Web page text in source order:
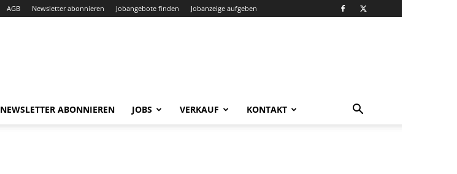
AGB Newsletter abonnieren Jobangebote finden Jobanzeige aufgeben
NEWSLETTER ABONNIEREN JOBS VERKAUF KONTAKT